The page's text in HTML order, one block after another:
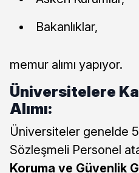
Bakanlıklar,
memur alımı yapıyor.
Üniversitelere
Alımı:
Üniversiteler genelde
Sözleşmeli Personel
Koruma ve Güvenlik